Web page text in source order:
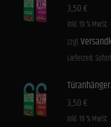
3,50€
inkl. 19 % MwSt.
zzgl.
Lieferzeit:
3,50€
inkl. 19 % MwSt.